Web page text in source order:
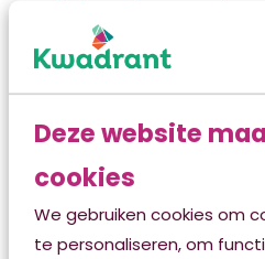
Deze website
cookies
We gebruiken cookies om
te personaliseren, om
mogelijkheden en zoeken
naasten naar de best
hulpmiddelen inzetten of
naasten en op vrijwilligers.
Samen vormen we een
kunst om ondanks ziekte